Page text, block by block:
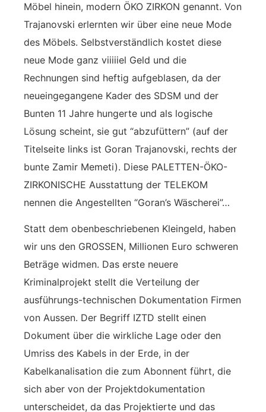
Möbel hinein, modern ÖKO ZIRKON genannt. Von
Trajanovski erlernten wir über eine neue Mode
des Möbels. Selbstverständlich kostet diese
neue Mode ganz viiiiiel Geld und die
Rechnungen sind heftig aufgeblasen, da der
neueingegangene Kader des SDSM und der
Bunten 11 Jahre hungerte und als logische
Lösung scheint, sie gut “abzufüttern” (auf der
Titelseite links ist Goran Trajanovski, rechts der
bunte Zamir Memeti). Diese PALETTEN-ÖKO-
ZIRKONISCHE Ausstattung der TELEKOM
nennen die Angestellten “Goran’s Wäscherei”…
Statt dem obenbeschriebenen Kleingeld, haben
wir uns den GROSSEN, Millionen Euro schweren
Beträge widmen. Das erste neuere
Kriminalprojekt stellt die Verteilung der
ausführungs-technischen Dokumentation Firmen
von Aussen. Der Begriff IZTD stellt einen
Dokument über die wirkliche Lage oder den
Umriss des Kabels in der Erde, in der
Kabelkanalisation die zum Abonnent führt, die
sich aber von der Projektdokumentation
unterscheidet, da das Projektierte und das